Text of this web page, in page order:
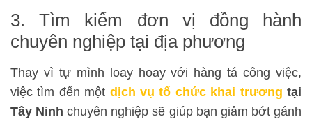
3. Tìm kiếm đơn vị đồng hành
chuyên nghiệp tại địa phương
Thay vì tự mình loay hoay với hàng tá công việc,
việc tìm đến một dịch vụ tổ chức khai trương tại
Tây Ninh chuyên nghiệp sẽ giúp bạn giảm bớt gánh